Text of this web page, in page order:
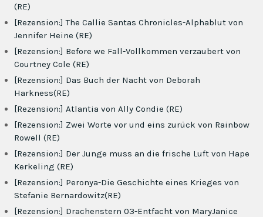
(RE)
[Rezension:] The Callie Santas Chronicles-Alphablut von
Jennifer Heine (RE)
[Rezension:] Before we Fall-Vollkommen verzaubert von
Courtney Cole (RE)
[Rezension:] Das Buch der Nacht von Deborah
Harkness(RE)
[Rezension:] Atlantia von Ally Condie (RE)
[Rezension:] Zwei Worte vor und eins zurück von Rainbow
Rowell (RE)
[Rezension:] Der Junge muss an die frische Luft von Hape
Kerkeling (RE)
[Rezension:] Peronya-Die Geschichte eines Krieges von
Stefanie Bernardowitz(RE)
[Rezension:] Drachenstern 03-Entfacht von MaryJanice